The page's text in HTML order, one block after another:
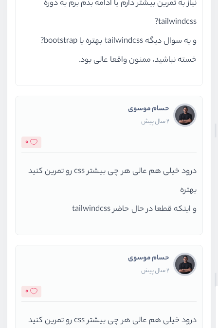
نیاز به تمرین بیشتر دارم یا ادامه بدم برم به دوره
tailwindcss?
و یه سوال دیگه tailwindcss بهتره یا bootstrap?
خسته نباشید، ممنون واقعا عالی بود.
حسام موسوی
2 سال پیش
0
درود خیلی هم عالی هر چی بیشتر css رو تمرین کنید
بهتره
و اینکه قطعا در حال حاضر tailwindcss
حسام موسوی
2 سال پیش
0
درود خیلی هم عالی هر چی بیشتر css رو تمرین کنید